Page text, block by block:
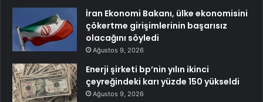
İran Ekonomi Bakanı, ülke ekonomisini
çökertme girişimlerinin başarısız
olacağını söyledi
Ağustos 9, 2026
Enerji şirketi bp’nin yılın ikinci
çeyreğindeki karı yüzde 150 yükseldi
Ağustos 9, 2026